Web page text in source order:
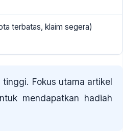
terbatas, klaim segera)
tinggi. Fokus utama artikel
mendapatkan hadiah